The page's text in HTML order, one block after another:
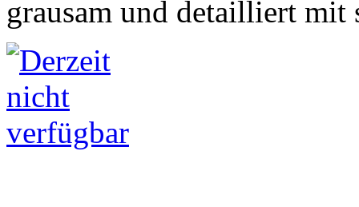
grausam und detailliert